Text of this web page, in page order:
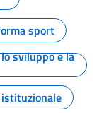
sport
sviluppo e la